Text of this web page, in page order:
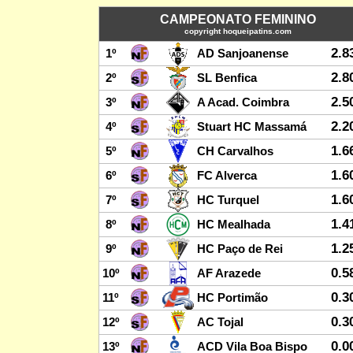
CAMPEONATO FEMININO
copyright hoqueipatins.com
1º AD Sanjoanense
2º SL Benfica
3º A Acad. Coimbra
4º Stuart HC Massamá
5º CH Carvalhos
6º FC Alverca
7º HC Turquel
8º HC Mealhada
9º HC Paço de Rei
10º AF Arazede
11º HC Portimão
12º AC Tojal
13º ACD Vila Boa Bispo